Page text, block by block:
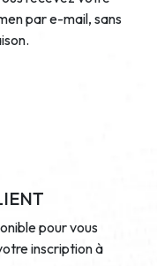
par e-mail, sans
pour vous
inscription à